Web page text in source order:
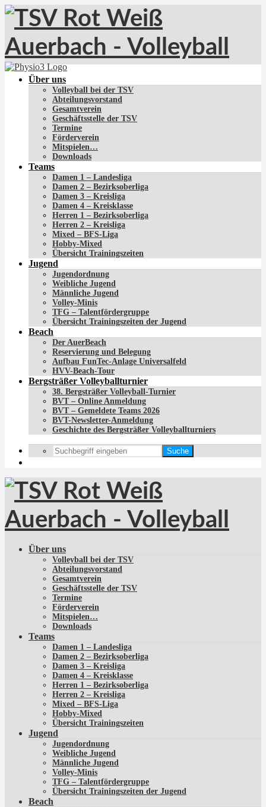
Über uns
Volleyball bei der TSV
Abteilungsvorstand
Gesamtverein
Geschäftsstelle der TSV
Termine
Förderverein
Mitspielen…
Downloads
Teams
Damen 1 – Landesliga
Damen 2 – Bezirksoberliga
Damen 3 – Kreisliga
Damen 4 – Kreisklasse
Herren 1 – Bezirksoberliga
Herren 2 – Kreisliga
Mixed – BFS-Liga
Hobby-Mixed
Übersicht Trainingszeiten
Jugend
Jugendordnung
Weibliche Jugend
Männliche Jugend
Volley-Minis
TFG – Talentfördergruppe
Übersicht Trainingszeiten der Jugend
Beach
Der AuerBeach
Reservierung und Belegung
Aufbau FunTec-Anlage Universalfeld
HVV-Beach-Tour
Bergsträßer Volleyballturnier
38. Bergsträßer Volleyball-Turnier
BVT – Online Anmeldung
BVT – Gemeldete Teams 2026
BVT-Newsletter-Anmeldung
Geschichte des Bergsträßer Volleyballturniers
Suche
Über uns
Volleyball bei der TSV
Abteilungsvorstand
Gesamtverein
Geschäftsstelle der TSV
Termine
Förderverein
Mitspielen…
Downloads
Teams
Damen 1 – Landesliga
Damen 2 – Bezirksoberliga
Damen 3 – Kreisliga
Damen 4 – Kreisklasse
Herren 1 – Bezirksoberliga
Herren 2 – Kreisliga
Mixed – BFS-Liga
Hobby-Mixed
Übersicht Trainingszeiten
Jugend
Jugendordnung
Weibliche Jugend
Männliche Jugend
Volley-Minis
TFG – Talentfördergruppe
Übersicht Trainingszeiten der Jugend
Beach